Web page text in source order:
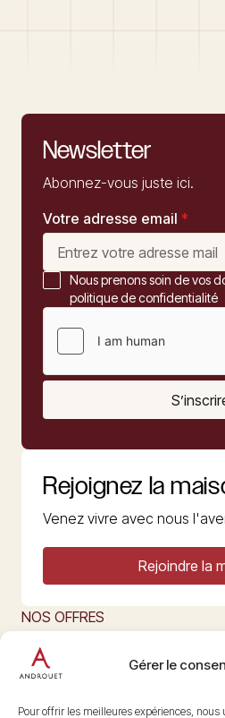
Gérer le
Pour offrir les meilleures expériences,
Newsletter
Abonnez-vous juste ici.
Votre adresse email *
Nous prenons soin de vos
politique de confidentialité
Rejoignez la
Venez vivre avec nous
Rejoindre la
NOS OFFRES
L’ART DU FROMAGE
Nous suivre
@maisonandrouet